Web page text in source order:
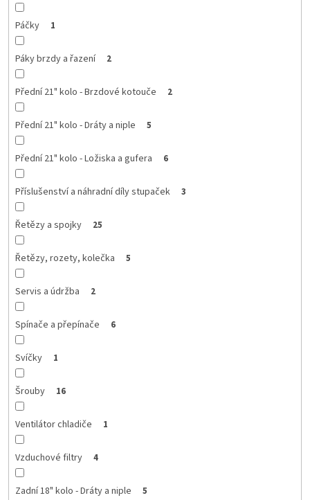
Páčky 1
Páky brzdy a řazení 2
Přední 21" kolo - Brzdové kotouče 2
Přední 21" kolo - Dráty a niple 5
Přední 21" kolo - Ložiska a gufera 6
Příslušenství a náhradní díly stupaček 3
Řetězy a spojky 25
Řetězy, rozety, kolečka 5
Servis a údržba 2
Spínače a přepínače 6
Svíčky 1
Šrouby 16
Ventilátor chladiče 1
Vzduchové filtry 4
Zadní 18" kolo - Dráty a niple 5